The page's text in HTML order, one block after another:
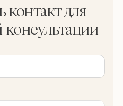
контакт для